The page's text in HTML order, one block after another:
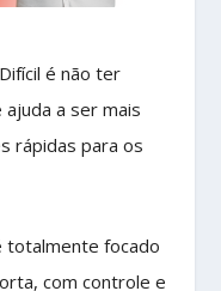
é não ter
a ser mais
rápidas para os
totalmente focado
com controle e